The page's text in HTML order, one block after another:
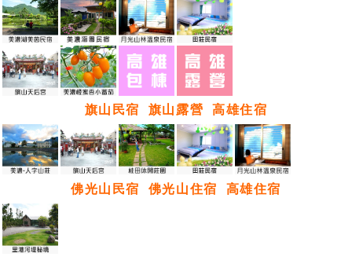
旗山民宿 旗山露營 高雄住宿
佛光山民宿 佛光山住宿 高雄住宿